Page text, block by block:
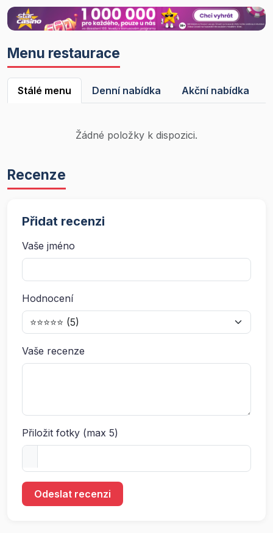
Menu restaurace
Stálé menu Denní nabídka Akční nabídka
Žádné položky k dispozici.
Recenze
Přidat recenzi
Vaše jméno
Hodnocení
Vaše recenze
Přiložit fotky (max 5)
Odeslat recenzi